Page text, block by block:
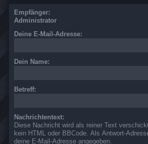
Empfänger:
Administrator
Deine E-Mail-Adresse:
Dein Name:
Betreff:
Nachrichtentext:
Diese Nachricht wird als reiner Text
kein HTML oder BBCode. Als Antwort-
deine E-Mail-Adresse angegeben.